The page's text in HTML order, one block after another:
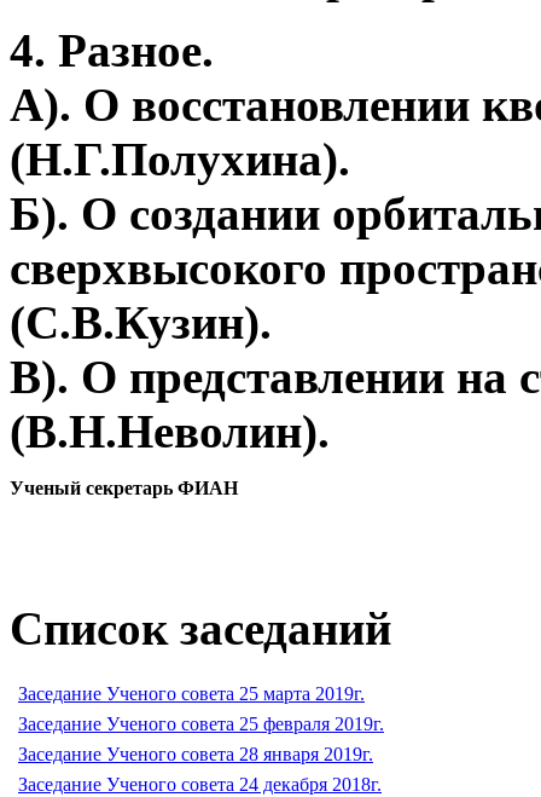
4. Разное.
А). О восстановлении
(Н.Г.Полухина).
Б). О создании
сверхвысокого
(С.В.Кузин).
В). О представлении на
(В.Н.Неволин).
Ученый секретарь ФИАН
Список заседаний
Заседание Ученого совета 25 марта 2019г.
Заседание Ученого совета 25 февраля 2019г.
Заседание Ученого совета 28 января 2019г.
Заседание Ученого совета 24 декабря 2018г.